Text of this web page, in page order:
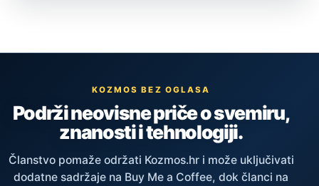
KOZMOS BEZ OGLASA
Podrži neovisne priče o svemiru,
znanosti i tehnologiji.
Članstvo pomaže održati Kozmos.hr i može uključivati
dodatne sadržaje na Buy Me a Coffee, dok članci na